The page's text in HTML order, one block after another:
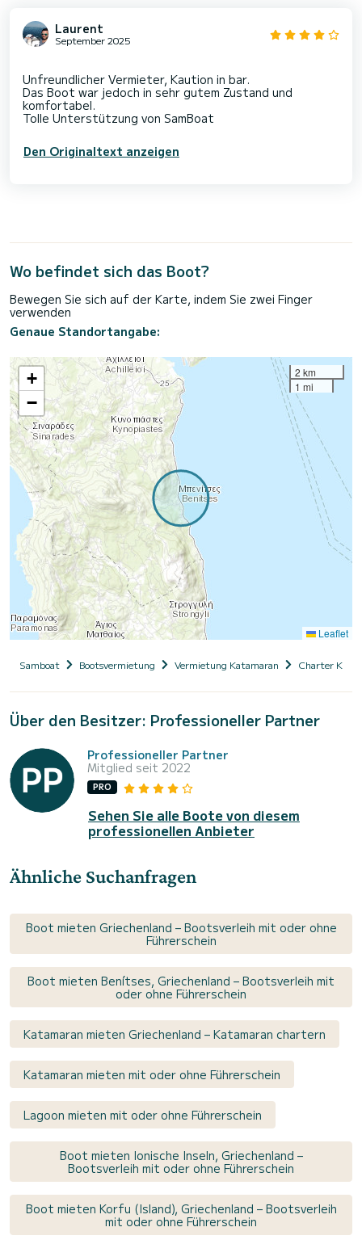
Laurent
September 2025
Unfreundlicher Vermieter, Kaution in bar.
Das Boot war jedoch in sehr gutem Zustand und
komfortabel.
Den Originaltext anzeigen
Wo befindet sich das Boot?
Bewegen Sie sich auf der Karte, indem Sie zwei Finger
verwenden
Genaue Standortangabe:
+
−
2 km
1 mi
Leaflet
Samboat Bootsvermietung Vermietung Katamaran Charter
Über den Besitzer: Professioneller Partner
Professioneller Partner
Mitglied seit 2022
PRO
Sehen Sie alle Boote von diesem
professionellen Anbieter
Ähnliche Suchanfragen
Boot mieten Griechenland – Bootsverleih mit oder ohne
Führerschein
Boot mieten Benítses, Griechenland – Bootsverleih mit
oder ohne Führerschein
Katamaran mieten Griechenland – Katamaran chartern
Katamaran mieten mit oder ohne Führerschein
Lagoon mieten mit oder ohne Führerschein
Boot mieten Ionische Inseln, Griechenland –
Bootsverleih mit oder ohne Führerschein
Boot mieten Korfu (Island), Griechenland – Bootsverleih
mit oder ohne Führerschein